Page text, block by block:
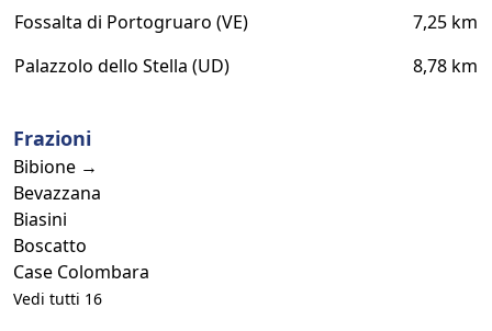
Fossalta di Portogruaro (VE)
7,25 km
Palazzolo dello Stella (UD)
8,78 km
Frazioni
Bibione →
Bevazzana
Biasini
Boscatto
Case Colombara
Vedi tutti 16